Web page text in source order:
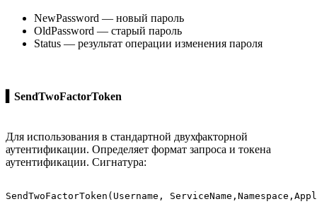
NewPassword — новый пароль
OldPassword — старый пароль
Status — результат операции изменения пароля
▍SendTwoFactorToken
Для использования в стандартной двухфакторной
аутентификации. Определяет формат запроса и токена
аутентификации. Сигнатура:
SendTwoFactorToken(Username,